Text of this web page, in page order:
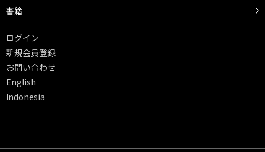
書籍
ログイン
新規会員登録
お問い合わせ
English
Indonesia